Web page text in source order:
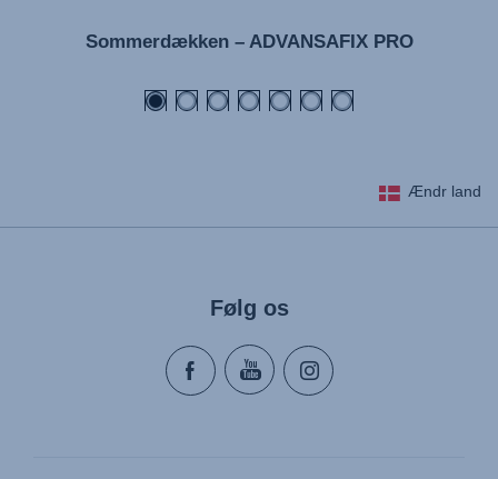
Sommerdækken – ADVANSAFIX PRO
Ændr land
Følg os